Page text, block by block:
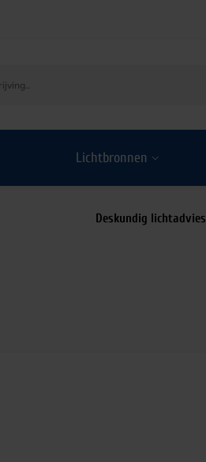
Lichtbronnen
Deskundig lichtadvies